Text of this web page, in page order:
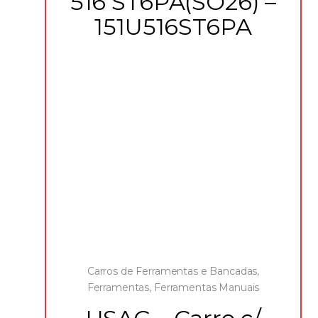
151U516ST6PA
Carros de Ferramentas e Bancadas,
Ferramentas, Ferramentas Manuais